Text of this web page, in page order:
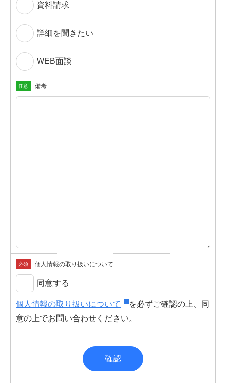
資料請求
詳細を聞きたい
WEB面談
任意 備考
必須 個人情報の取り扱いについて
同意する
個人情報の取り扱いについて
を必ずご確認の上、同
意の上でお問い合わせください。
確認